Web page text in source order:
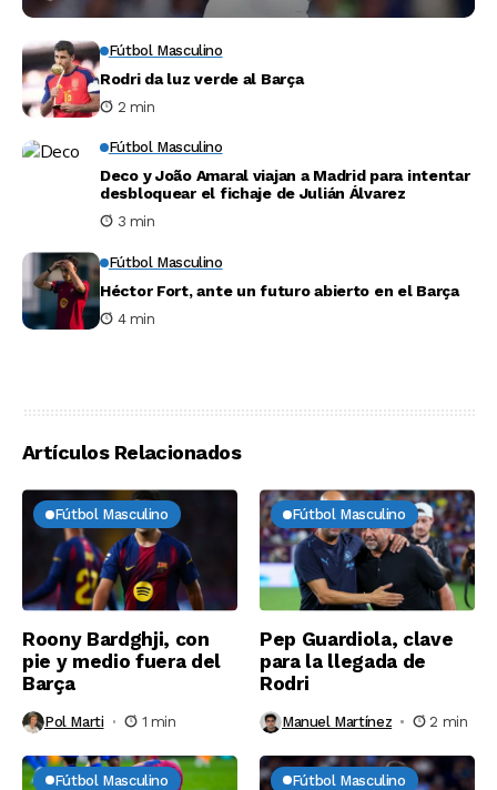
Fútbol Masculino
Rodri da luz verde al Barça
2 min
Fútbol Masculino
Deco y João Amaral viajan a Madrid para intentar
desbloquear el fichaje de Julián Álvarez
3 min
Fútbol Masculino
Héctor Fort, ante un futuro abierto en el Barça
4 min
Artículos Relacionados
Fútbol Masculino
Roony Bardghji, con
pie y medio fuera del
Barça
Pol Marti 1 min
Fútbol Masculino
Pep Guardiola, clave
para la llegada de
Rodri
Manuel Martínez 2 min
Fútbol Masculino Fútbol Masculino